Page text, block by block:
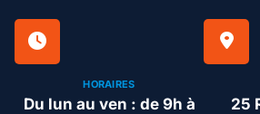
HORAIRES
Du lun au ven : de 9h à
25